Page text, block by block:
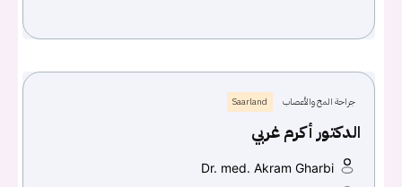
جراحة المخ والأعصاب Saarland
الدكتور أكرم غربي
Dr. med. Akram Gharbi